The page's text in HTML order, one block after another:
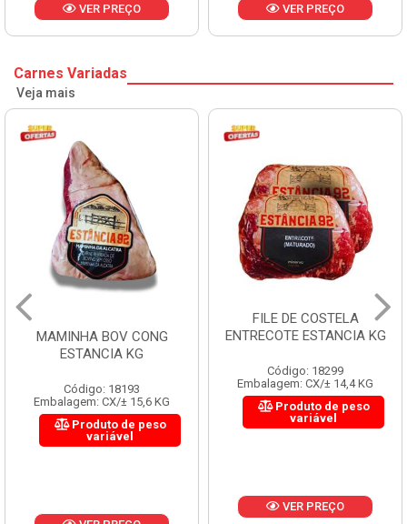
VER PREÇO VER PREÇO
Carnes Variadas
Veja mais
MAMINHA BOV CONG
ESTANCIA KG
Código: 18193
Embalagem: CX/± 15,6 KG
Produto de peso
variável
FILE DE COSTELA
ENTRECOTE ESTANCIA KG
Código: 18299
Embalagem: CX/± 14,4 KG
Produto de peso
variável
VER PREÇO